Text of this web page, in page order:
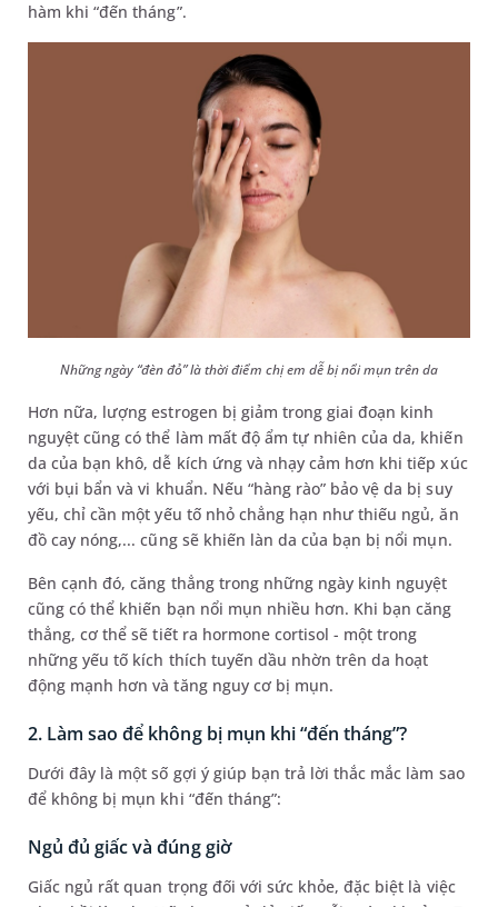
hàm khi “đến tháng”.
Những ngày “đèn đỏ” là thời điểm chị em dễ bị nổi mụn trên da
Hơn nữa, lượng estrogen bị giảm trong giai đoạn kinh
nguyệt cũng có thể làm mất độ ẩm tự nhiên của da, khiến
da của bạn khô, dễ kích ứng và nhạy cảm hơn khi tiếp xúc
với bụi bẩn và vi khuẩn. Nếu “hàng rào” bảo vệ da bị suy
yếu, chỉ cần một yếu tố nhỏ chẳng hạn như thiếu ngủ, ăn
đồ cay nóng,... cũng sẽ khiến làn da của bạn bị nổi mụn.
Bên cạnh đó, căng thẳng trong những ngày kinh nguyệt
cũng có thể khiến bạn nổi mụn nhiều hơn. Khi bạn căng
thẳng, cơ thể sẽ tiết ra hormone cortisol - một trong
những yếu tố kích thích tuyến dầu nhờn trên da hoạt
động mạnh hơn và tăng nguy cơ bị mụn.
2. Làm sao để không bị mụn khi “đến tháng”?
Dưới đây là một số gợi ý giúp bạn trả lời thắc mắc làm sao
để không bị mụn khi “đến tháng”:
Ngủ đủ giấc và đúng giờ
Giấc ngủ rất quan trọng đối với sức khỏe, đặc biệt là việc